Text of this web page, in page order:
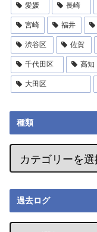
愛媛 長崎
宮崎 福井
渋谷区 佐賀
千代田区 高知
大田区
種類
過去ログ